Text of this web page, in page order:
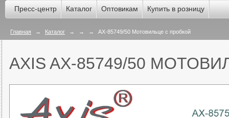
Пресс-центр Каталог Оптовикам Купить в розницу
Главная → Каталог → → → AX-85749/50 Мотовильце с пробкой
AXIS AX-85749/50